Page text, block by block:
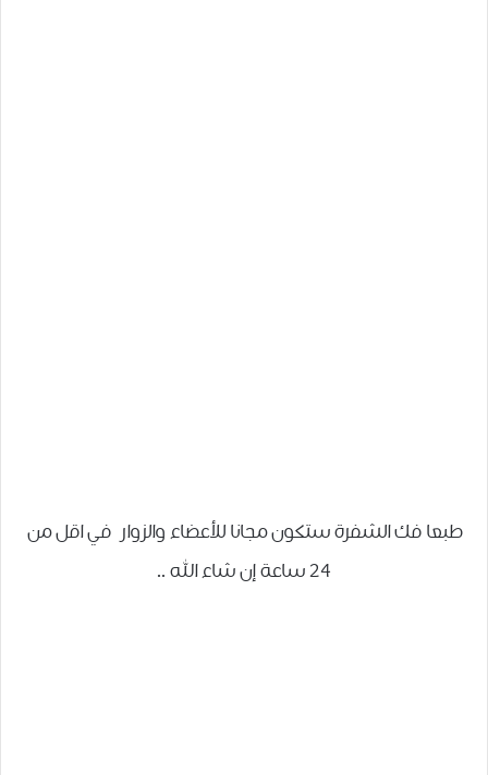
طبعا فك الشفرة ستكون مجانا للأعضاء والزوار في اقل من
24 ساعة إن شاء الله ..